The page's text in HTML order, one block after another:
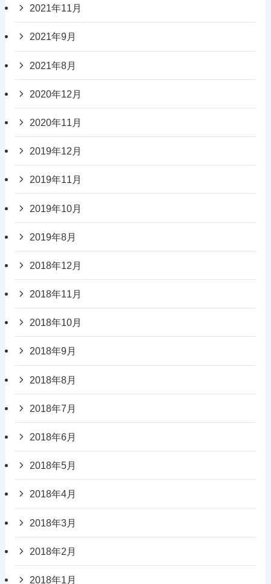
2021年11月
2021年9月
2021年8月
2020年12月
2020年11月
2019年12月
2019年11月
2019年10月
2019年8月
2018年12月
2018年11月
2018年10月
2018年9月
2018年8月
2018年7月
2018年6月
2018年5月
2018年4月
2018年3月
2018年2月
2018年1月